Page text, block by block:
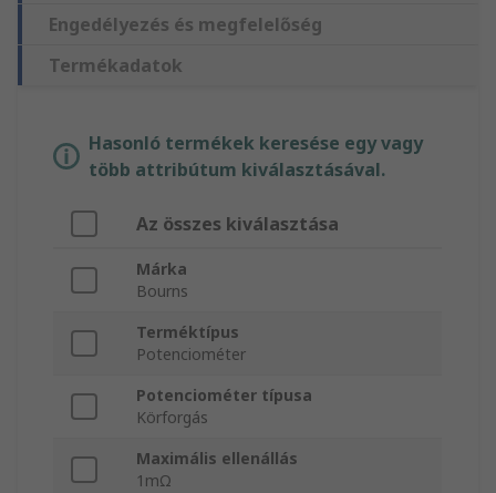
Engedélyezés és megfelelőség
Termékadatok
Hasonló termékek keresése egy vagy
több attribútum kiválasztásával.
Az összes kiválasztása
Márka
Bourns
Terméktípus
Potenciométer
Potenciométer típusa
Körforgás
Maximális ellenállás
1mΩ